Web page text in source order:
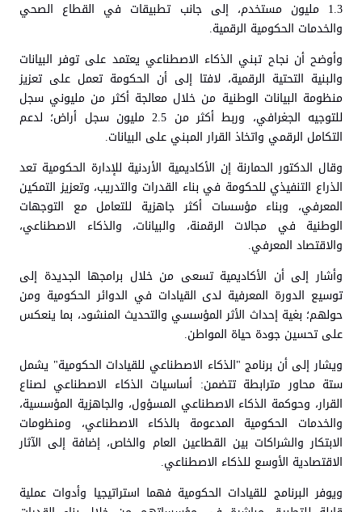
1.3 مليون مستخدم، إلى جانب تطبيقات في القطاع الصحي
والخدمات الحكومية الرقمية.
وأوضح أن نجاح تبني الذكاء الاصطناعي يعتمد على توفر البيانات
والبنية التحتية الرقمية، لافتا إلى أن الحكومة تعمل على تعزيز
منظومة البيانات الوطنية من خلال معالجة أكثر من مليوني سجل
للتوجيه الجغرافي، وربط أكثر من 2.5 مليون سجل أراض؛ لدعم
التكامل الرقمي واتخاذ القرار المبني على البيانات.
وقال الدكتور الحمارنة إن الأكاديمية الأردنية للإدارة الحكومية تعد
الذراع التنفيذي للحكومة في بناء القدرات والتدريب، وتعزيز التمكين
المعرفي، وبناء مؤسسات أكثر جاهزية للتعامل مع التوجهات
الوطنية في مجالات الرقمنة، والبيانات، والذكاء الاصطناعي،
والاقتصاد المعرفي.
وأشار إلى أن الأكاديمية تسعى من خلال برامجها الجديدة إلى
توسيع الدورة المعرفية لدى القيادات في الدوائر الحكومية ومن
حولهم؛ بغية إحداث الأثر المؤسسي والتحديث المنشود، بما ينعكس
على تحسين جودة حياة المواطن.
ويشار إلى أن برنامج "الذكاء الاصطناعي للقيادات الحكومية" يشمل
ستة محاور مترابطة تتضمن: أساسيات الذكاء الاصطناعي لصناع
القرار، وحوكمة الذكاء الاصطناعي المسؤول، والجاهزية المؤسسية،
والخدمات الحكومية المدعومة بالذكاء الاصطناعي، ومنظومات
الابتكار والشراكات بين القطاعين العام والخاص، إضافة إلى الآثار
الاقتصادية الأوسع للذكاء الاصطناعي.
ويوفر البرنامج للقيادات الحكومية فهما استراتيجيا وأدوات عملية